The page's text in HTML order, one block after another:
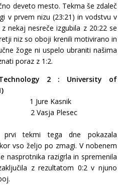
deveto mesto. Tekma še zdaleč
v prvem nizu (23:21) in vodstvu v
nekaj nesreče izgubila z 20:22 se
niz so oboji krenili motivirano in
žoge ni uspelo ubraniti našima
poraz z 1:2.
2 : University of
Kasnik
Plesec
tekmi tega dne pokazala
vso željo po zmagi. V nobenem
nasprotnika razigrla in spremenila
z rezultatom 0:2 v njuno